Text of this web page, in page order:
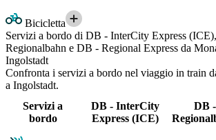
Bicicletta
Servizi a bordo di DB - InterCity Express
Regionalbahn e DB - Regional Express da
Ingolstadt
Confronta i servizi a bordo nel viaggio in train
a Ingolstadt.
Servizi a
bordo
DB - InterCity
Express (ICE)
DB -